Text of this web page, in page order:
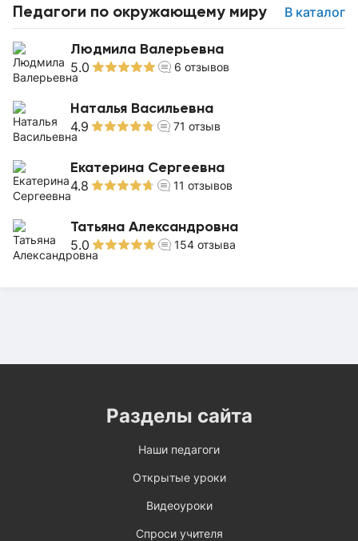
Педагоги по окружающему миру В каталог
Людмила Валерьевна
5.0 6 отзывов
Наталья Васильевна
4.9 71 отзыв
Екатерина Сергеевна
4.8 11 отзывов
Татьяна Александровна
5.0 154 отзыва
Разделы сайта
Наши педагоги
Открытые уроки
Видеоуроки
Спроси учителя